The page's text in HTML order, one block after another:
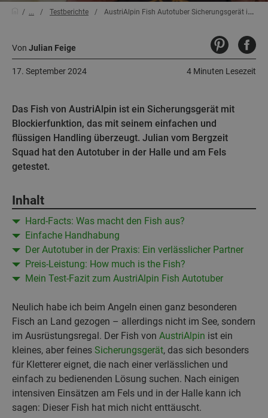
... Testberichte AustriAlpin Fish Autotuber Sicherungsgerät im Test
Von Julian Feige
4 Minuten Lesezeit
17. September 2024
Das Fish von AustriAlpin ist ein Sicherungsgerät mit
Blockierfunktion, das mit seinem einfachen und
flüssigen Handling überzeugt. Julian vom Bergzeit
Squad hat den Autotuber in der Halle und am Fels
getestet.
Inhalt
Hard-Facts: Was macht den Fish aus?
Einfache Handhabung
Der Autotuber in der Praxis: Ein verlässlicher Partner
Preis-Leistung: How much is the Fish?
Mein Test-Fazit zum AustriAlpin Fish Autotuber
Neulich habe ich beim Angeln einen ganz besonderen
Fisch an Land gezogen – allerdings nicht im See, sondern
im Ausrüstungsregal. Der Fish von AustriAlpin ist ein
kleines, aber feines Sicherungsgerät, das sich besonders
für Kletterer eignet, die nach einer verlässlichen und
einfach zu bedienenden Lösung suchen. Nach einigen
intensiven Einsätzen am Fels und in der Halle kann ich
sagen: Dieser Fish hat mich nicht enttäuscht.